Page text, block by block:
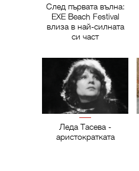
След първата вълна:
EXE Beach Festival
влиза в най-силната
си част
Леда Тасева -
аристократката